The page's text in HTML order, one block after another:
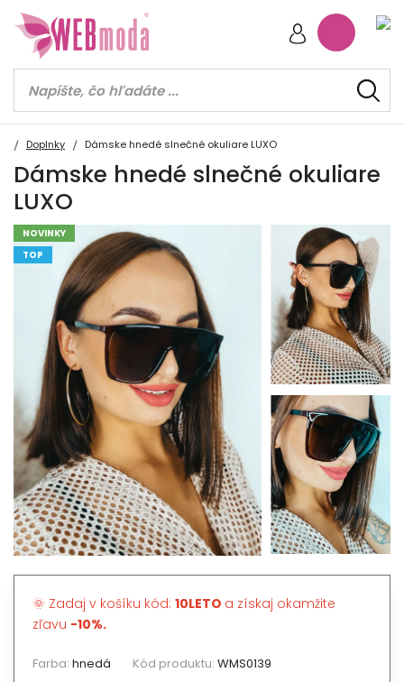
Doplnky Dámske hnedé slnečné okuliare LUXO
Dámske hnedé slnečné okuliare
LUXO
NOVINKY
TOP
🌞 Zadaj v košíku kód: 10LETO a získaj okamžite
zľavu -10%.
Farba: hnedá Kód produktu: WMS0139